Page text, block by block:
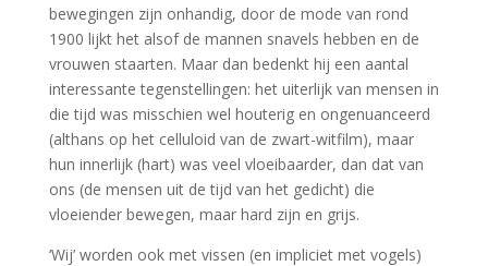
bewegingen zijn onhandig, door de mode van rond
1900 lijkt het alsof de mannen snavels hebben en de
vrouwen staarten. Maar dan bedenkt hij een aantal
interessante tegenstellingen: het uiterlijk van mensen in
die tijd was misschien wel houterig en ongenuanceerd
(althans op het celluloid van de zwart-witfilm), maar
hun innerlijk (hart) was veel vloeibaarder, dan dat van
ons (de mensen uit de tijd van het gedicht) die
vloeiender bewegen, maar hard zijn en grijs.
‘Wij’ worden ook met vissen (en impliciet met vogels)